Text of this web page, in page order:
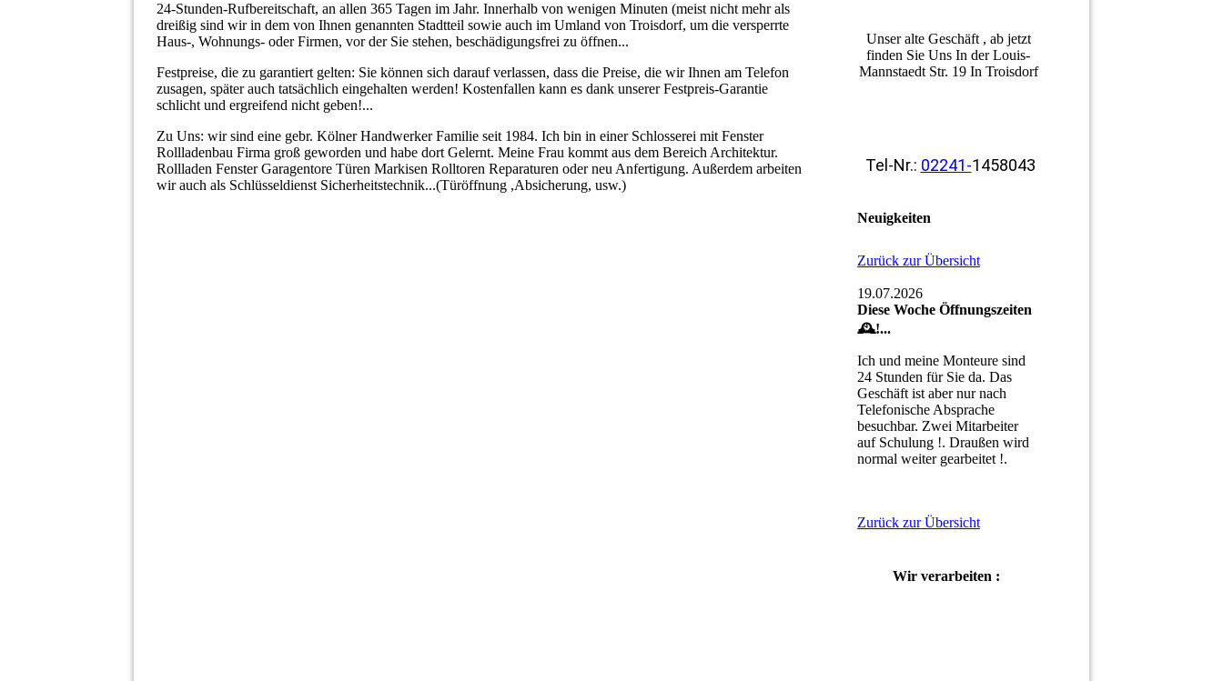
24-Stunden-Rufbereitschaft, an allen 365 Tagen im Jahr. Innerhalb von wenigen Minuten (meist nicht mehr als
dreißig sind wir in dem von Ihnen genannten Stadtteil sowie auch im Umland von Troisdorf, um die versperrte
Haus-, Wohnungs- oder Firmen, vor der Sie stehen, beschädigungsfrei zu öffnen...
Festpreise, die zu garantiert gelten: Sie können sich darauf verlassen, dass die Preise, die wir Ihnen am Telefon
zusagen, später auch tatsächlich eingehalten werden! Kostenfallen kann es dank unserer Festpreis-Garantie
schlicht und ergreifend nicht geben!...
Zu Uns: wir sind eine gebr. Kölner Handwerker Familie seit 1984. Ich bin in einer Schlosserei mit Fenster
Rollladenbau Firma groß geworden und habe dort Gelernt. Meine Frau kommt aus dem Bereich Architektur.
Rollladen Fenster Garagentore Türen Markisen Rolltoren Reparaturen oder neu Anfertigung. Außerdem arbeiten
wir auch als Schlüsseldienst Sicherheitstechnik...(Türöffnung ,Absicherung, usw.)
Unser alte Geschäft , ab jetzt
finden Sie Uns In der Louis-
Mannstaedt Str. 19 In Troisdorf
Tel-Nr.: 02241-1458043
Neuigkeiten
Zurück zur Übersicht
19.07.2026
Diese Woche Öffnungszeiten
🕰!...
Ich und meine Monteure sind
24 Stunden für Sie da. Das
Geschäft ist aber nur nach
Telefonische Absprache
besuchbar. Zwei Mitarbeiter
auf Schulung !. Draußen wird
normal weiter gearbeitet !.
Zurück zur Übersicht
Wir verarbeiten :